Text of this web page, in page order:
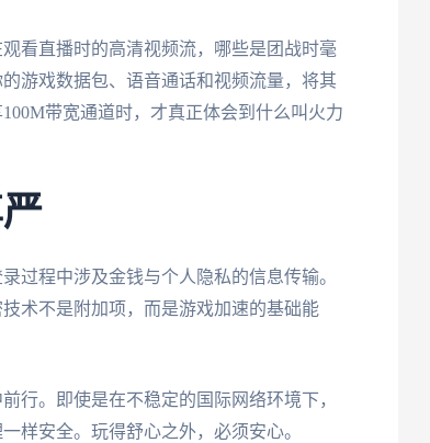
看直播时的高清视频流，哪些是团战时毫
游戏数据包、语音通话和视频流量，将其
带宽通道时，才真正体会到什么叫火力
过程中涉及金钱与个人隐私的信息传输。
术不是附加项，而是游戏加速的基础能
行。即使是在不稳定的国际网络环境下，
样安全。玩得舒心之外，必须安心。